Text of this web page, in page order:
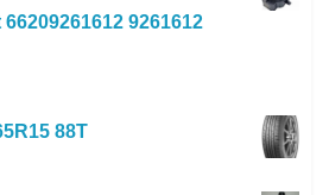
9261612
88T